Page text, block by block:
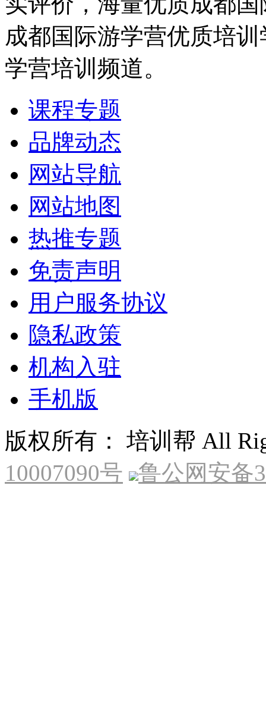
成都国际游学营优质培
学营培训频道。
课程专题
品牌动态
网站导航
网站地图
热推专题
免责声明
用户服务协议
隐私政策
机构入驻
手机版
版权所有： 培训帮 All
10007090号
鲁公网安备